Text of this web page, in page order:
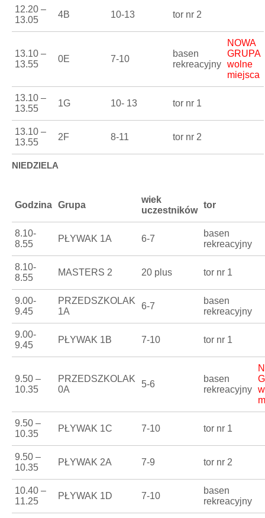
12.20 –
13.05
4B 10-13 tor nr 2
13.10 –
13.55
0E 7-10
basen
rekreacyjny
NOWA
GRUPA
wolne
miejsca
13.10 –
13.55
1G 10- 13 tor nr 1
13.10 –
13.55
2F 8-11 tor nr 2
NIEDZIELA
Godzina Grupa
wiek
uczestników
tor
8.10-
8.55
PŁYWAK 1A 6-7
basen
rekreacyjny
8.10-
8.55
MASTERS 2 20 plus tor nr 1
9.00-
9.45
PRZEDSZKOLAK
1A
6-7
basen
rekreacyjny
9.00-
9.45
PŁYWAK 1B 7-10 tor nr 1
9.50 –
10.35
PRZEDSZKOLAK
0A
5-6
basen
rekreacyjny
9.50 –
10.35
PŁYWAK 1C 7-10 tor nr 1
9.50 –
10.35
PŁYWAK 2A 7-9 tor nr 2
10.40 –
11.25
PŁYWAK 1D 7-10
basen
rekreacyjny